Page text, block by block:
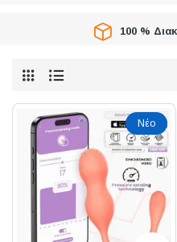
Ερωτικά
Είδη
Διακριτική
αποστολή,
επώνυμα
Brands
100 %
Νέο